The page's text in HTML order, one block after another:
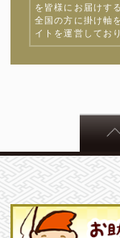
を皆様にお届けす
全国の方に掛け軸
イトを運営してお